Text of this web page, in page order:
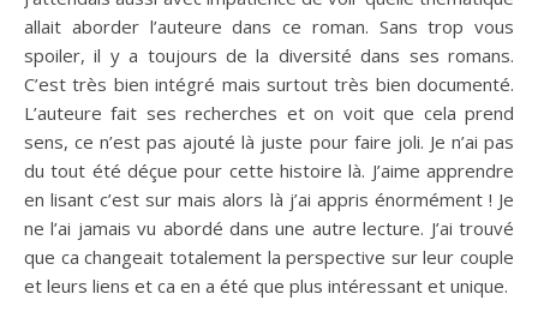
allait aborder l’auteure dans ce roman. Sans trop vous
spoiler, il y a toujours de la diversité dans ses romans.
C’est très bien intégré mais surtout très bien documenté.
L’auteure fait ses recherches et on voit que cela prend
sens, ce n’est pas ajouté là juste pour faire joli. Je n’ai pas
du tout été déçue pour cette histoire là. J’aime apprendre
en lisant c’est sur mais alors là j’ai appris énormément ! Je
ne l’ai jamais vu abordé dans une autre lecture. J’ai trouvé
que ca changeait totalement la perspective sur leur couple
et leurs liens et ca en a été que plus intéressant et unique.